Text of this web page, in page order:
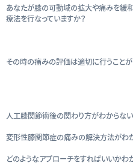
あなたが膝の可動域の拡大や痛みを緩
療法を行なっていますか？
その時の痛みの評価は適切に行うことが
人工膝関節術後の関わり方がわからない
変形性膝関節症の痛みの解決方法がわ
どのようなアプローチをすればいいかわ